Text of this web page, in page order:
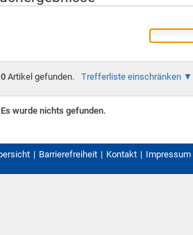
0Artikel gefunden. Trefferliste einschränken
Es wurde nichts gefunden.
Barrierefreiheit Kontakt Impressum